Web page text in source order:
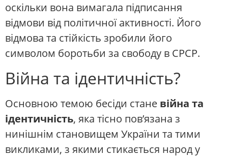
оскільки вона вимагала підписання
відмови від політичної активності. Його
відмова та стійкість зробили його
символом боротьби за свободу в СРСР.
Війна та ідентичність?
Основною темою бесіди стане війна та
ідентичність, яка тісно пов’язана з
нинішнім становищем України та тими
викликами, з якими стикається народ у